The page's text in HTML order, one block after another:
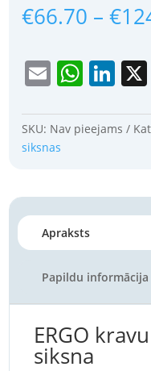
€66.70 – €
E
ai
l
W
at
p
p
Li
k
n
SKU: Nav pieejams
siksnas
Apraksts
Papildu informācija
ERGO
siksna